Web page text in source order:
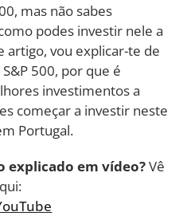
mas não sabes
podes investir nele a
artigo, vou explicar-te de
500, por que é
investimentos a
começar a investir neste
Portugal.
explicado em vídeo?Vê